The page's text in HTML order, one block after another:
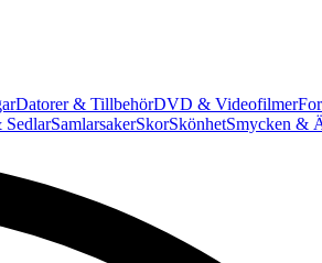
Datorer & TillbehörDVD & Videofilmer
SamlarsakerSkorSkönhetSmycken &